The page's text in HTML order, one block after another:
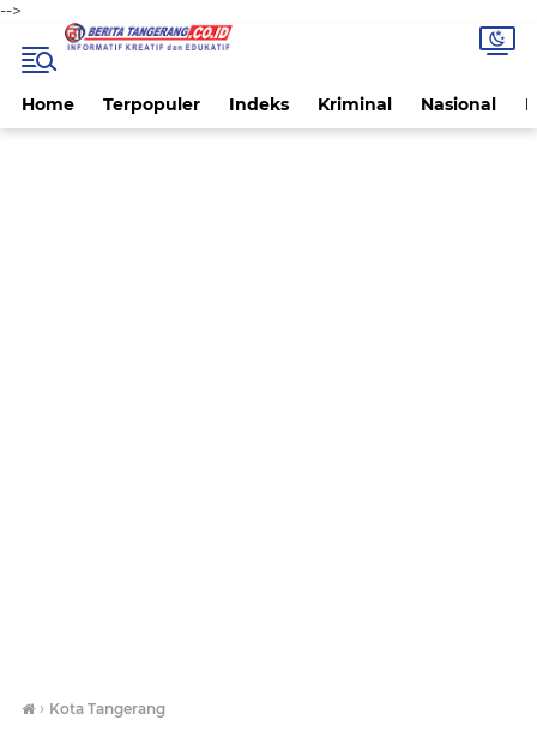
-->
Home Terpopuler Indeks Kriminal Nasional
› Kota Tangerang